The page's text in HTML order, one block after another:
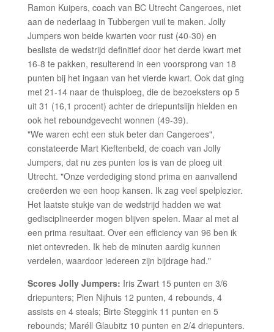
Ramon Kuipers, coach van BC Utrecht Cangeroes, niet
aan de nederlaag in Tubbergen vuil te maken. Jolly
Jumpers won beide kwarten voor rust (40-30) en
besliste de wedstrijd definitief door het derde kwart met
16-8 te pakken, resulterend in een voorsprong van 18
punten bij het ingaan van het vierde kwart. Ook dat ging
met 21-14 naar de thuisploeg, die de bezoeksters op 5
uit 31 (16,1 procent) achter de driepuntslijn hielden en
ook het reboundgevecht wonnen (49-39).
"We waren echt een stuk beter dan Cangeroes",
constateerde Mart Kieftenbeld, de coach van Jolly
Jumpers, dat nu zes punten los is van de ploeg uit
Utrecht. "Onze verdediging stond prima en aanvallend
creëerden we een hoop kansen. Ik zag veel spelplezier.
Het laatste stukje van de wedstrijd hadden we wat
gedisciplineerder mogen blijven spelen. Maar al met al
een prima resultaat. Over een efficiency van 96 ben ik
niet ontevreden. Ik heb de minuten aardig kunnen
verdelen, waardoor iedereen zijn bijdrage had."
Scores Jolly Jumpers: Iris Zwart 15 punten en 3/6
driepunters; Pien Nijhuis 12 punten, 4 rebounds, 4
assists en 4 steals; Birte Steggink 11 punten en 5
rebounds; Maréll Glaubitz 10 punten en 2/4 driepunters.